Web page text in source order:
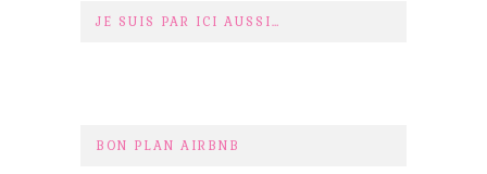
JE SUIS PAR ICI AUSSI…
BON PLAN AIRBNB